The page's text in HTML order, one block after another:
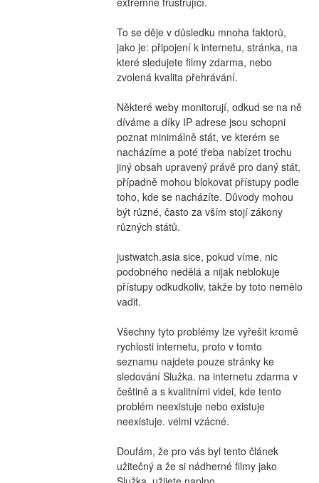
To se děje v důsledku mnoha faktorů,
jako je: připojení k internetu, stránka, na
které sledujete filmy zdarma, nebo
zvolená kvalita přehrávání.
Některé weby monitorují, odkud se na ně
díváme a díky IP adrese jsou schopni
poznat minimálně stát, ve kterém se
nacházíme a poté třeba nabízet trochu
jiný obsah upravený právě pro daný stát,
případně mohou blokovat přístupy podle
toho, kde se nacházíte. Důvody mohou
být různé, často za vším stojí zákony
různých států.
justwatch.asia sice, pokud víme, nic
podobného nedělá a nijak neblokuje
přístupy odkudkoliv, takže by toto nemělo
vadit.
Všechny tyto problémy lze vyřešit kromě
rychlosti internetu, proto v tomto
seznamu najdete pouze stránky ke
sledování Služka. na internetu zdarma v
češtině a s kvalitními videi, kde tento
problém neexistuje nebo existuje
neexistuje. velmi vzácné.
Doufám, že pro vás byl tento článek
užitečný a že si nádherné filmy jako